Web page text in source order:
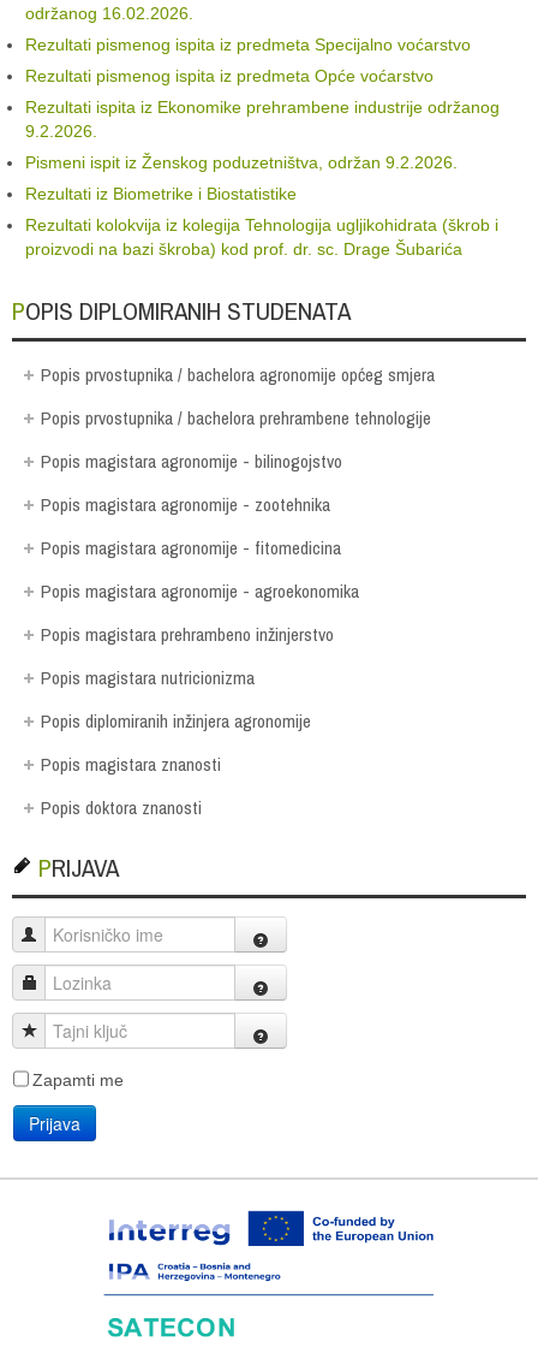
održanog 16.02.2026.
Rezultati pismenog ispita iz predmeta Specijalno voćarstvo
Rezultati pismenog ispita iz predmeta Opće voćarstvo
Rezultati ispita iz Ekonomike prehrambene industrije održanog
9.2.2026.
Pismeni ispit iz Ženskog poduzetništva, održan 9.2.2026.
Rezultati iz Biometrike i Biostatistike
Rezultati kolokvija iz kolegija Tehnologija ugljikohidrata (škrob i
proizvodi na bazi škroba) kod prof. dr. sc. Drage Šubarića
POPIS DIPLOMIRANIH STUDENATA
Popis prvostupnika / bachelora agronomije općeg smjera
Popis prvostupnika / bachelora prehrambene tehnologije
Popis magistara agronomije - bilinogojstvo
Popis magistara agronomije - zootehnika
Popis magistara agronomije - fitomedicina
Popis magistara agronomije - agroekonomika
Popis magistara prehrambeno inžinjerstvo
Popis magistara nutricionizma
Popis diplomiranih inžinjera agronomije
Popis magistara znanosti
Popis doktora znanosti
PRIJAVA
Korisničko ime
Lozinka
Tajni ključ
Zapamti me
Prijava